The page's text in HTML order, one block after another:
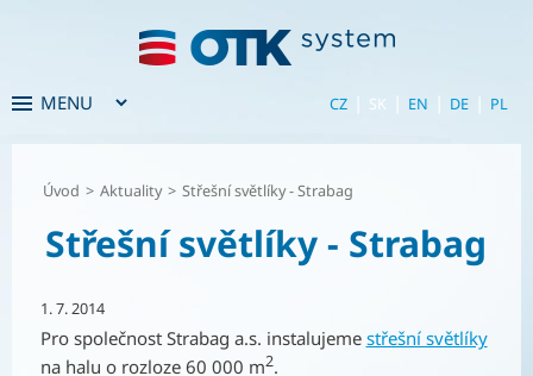
CZ | SK EN DE | PL
Úvod > Aktuality > Střešní světlíky - Strabag
Střešní světlíky - Strabag
1. 7. 2014
Pro společnost Strabag a.s. instalujeme střešní světlíky
na halu o rozloze 60 000 m2.